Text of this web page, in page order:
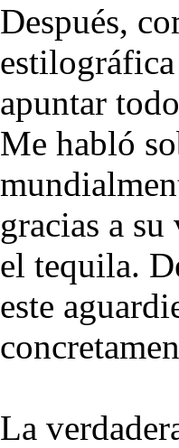
Después,
apuntar
Me habló
gracias a
el tequila.
este
La